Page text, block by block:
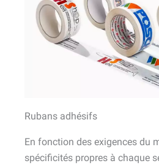
Rubans adhésifs
En fonction des exigences du
spécificités propres à chaque